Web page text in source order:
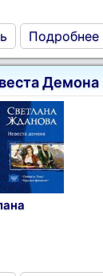
Подробнее
Демона